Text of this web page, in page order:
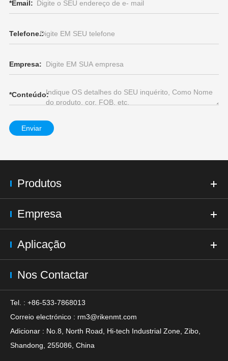
*Email:
Telefone.:
Empresa:
*Conteúdo:
Enviar
Produtos
Empresa
Aplicação
Nos Contactar
Tel. : +86-533-7868013
Correio electrónico : rm3@rikenmt.com
Adicionar : No.8, North Road, Hi-tech Industrial Zone, Zibo,
Shandong, 255086, China